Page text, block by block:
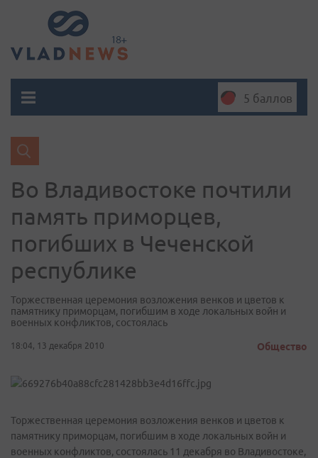
5 баллов
Во Владивостоке почтили
память приморцев,
погибших в Чеченской
республике
Торжественная церемония возложения венков и цветов к
памятнику приморцам, погибшим в ходе локальных войн и
военных конфликтов, состоялась
18:04, 13 декабря 2010 Общество
Торжественная церемония возложения венков и цветов к
памятнику приморцам, погибшим в ходе локальных войн и
военных конфликтов, состоялась 11 декабря во Владивостоке,